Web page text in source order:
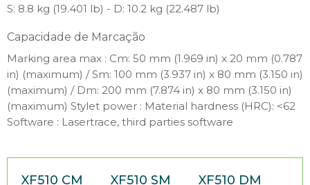
S: 8.8 kg (19.401 lb) - D: 10.2 kg (22.487 lb)
Capacidade de Marcação
Marking area max : Cm: 50 mm (1.969 in) x 20 mm (0.787
in) (maximum) / Sm: 100 mm (3.937 in) x 80 mm (3.150 in)
(maximum) / Dm: 200 mm (7.874 in) x 80 mm (3.150 in)
(maximum) Stylet power : Material hardness (HRC): <62
Software : Lasertrace, third parties software
XF510 CM XF510 SM XF510 DM